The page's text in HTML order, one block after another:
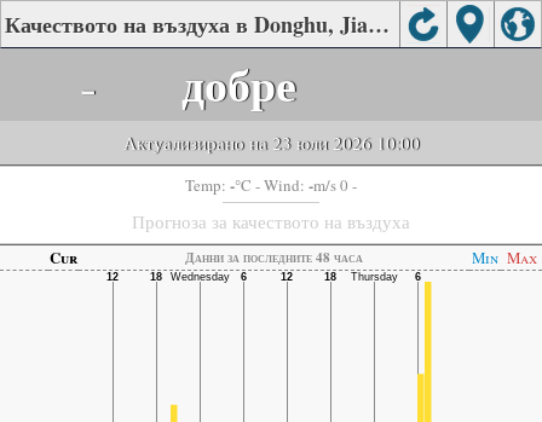
Качеството на въздуха в Donghu, Jiangmen
- добре
Актуализирано на 23 юли 2026 10:00
Temp: -°C - Wind: -m/s 0 -
Прогноза за качеството на въздуха
Cur Данни за последните 48 часа Min Max